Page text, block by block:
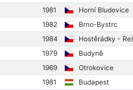
1981
Horní Bludovice
1982
Brno-Bystrc
1984
Hostěrádky -
1979
Budyně
1969
Otrokovice
1981
Budapest